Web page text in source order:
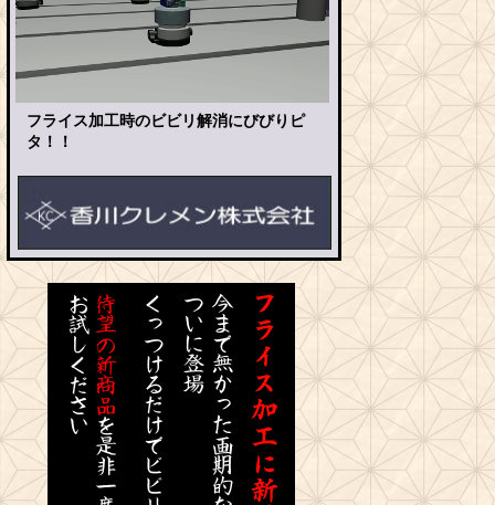
フライス加工時のビビリ解消にびびりピ
タ！！